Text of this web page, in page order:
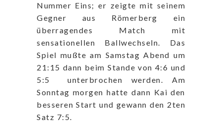
Nummer Eins; er zeigte mit seinem
Gegner aus Römerberg ein
überragendes Match mit
sensationellen Ballwechseln. Das
Spiel mußte am Samstag Abend um
21:15 dann beim Stande von 4:6 und
5:5 unterbrochen werden. Am
Sonntag morgen hatte dann Kai den
besseren Start und gewann den 2ten
Satz 7:5.